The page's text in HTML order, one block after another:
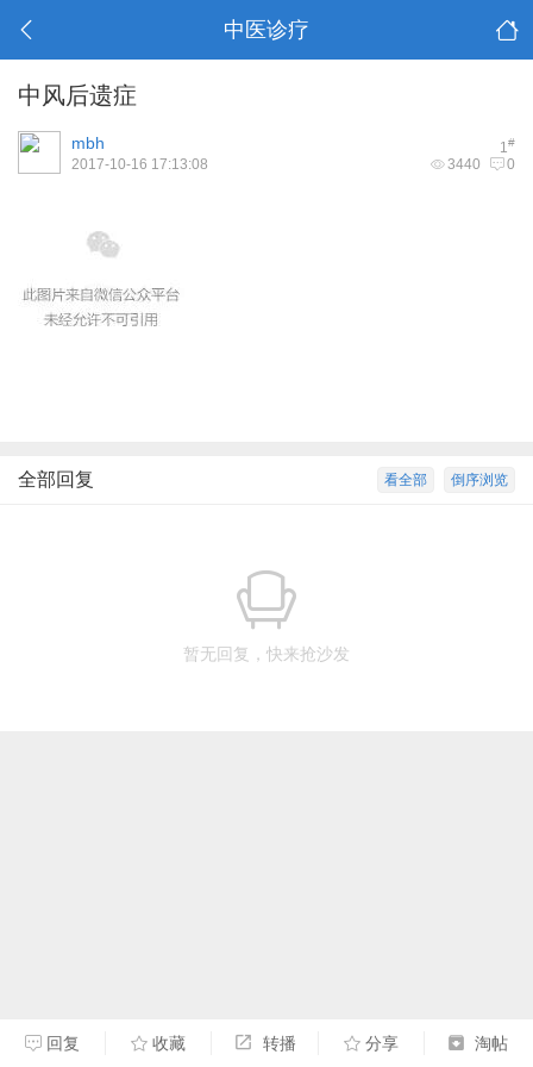
中医诊疗
中风后遗症
1#
mbh
3440 0
2017-10-16 17:13:08
倒序浏览
看全部
全部回复
暂无回复，快来抢沙发
回复 收藏 转播 分享 淘帖